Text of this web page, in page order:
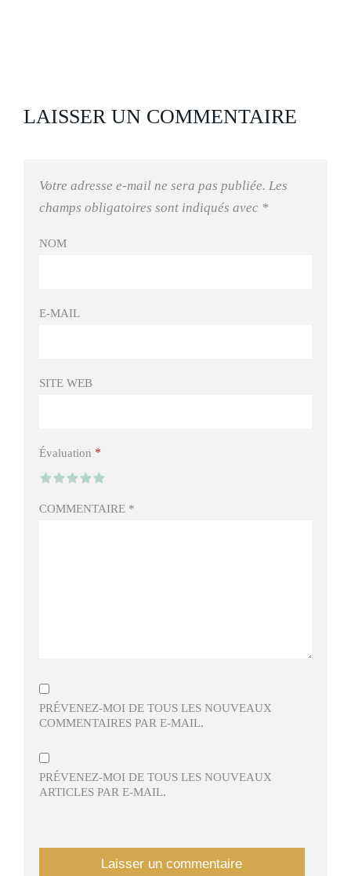
LAISSER UN COMMENTAIRE
Votre adresse e-mail ne sera pas publiée. Les
champs obligatoires sont indiqués avec *
NOM
E-MAIL
SITE WEB
Évaluation *
COMMENTAIRE *
PRÉVENEZ-MOI DE TOUS LES NOUVEAUX
COMMENTAIRES PAR E-MAIL.
PRÉVENEZ-MOI DE TOUS LES NOUVEAUX
ARTICLES PAR E-MAIL.